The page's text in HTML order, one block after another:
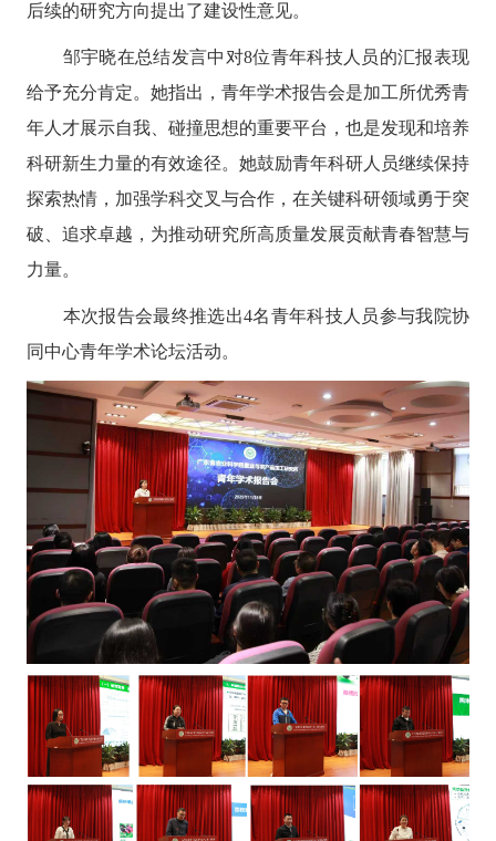
后续的研究方向提出了建设性意见。
邹宇晓在总结发言中对8位青年科技人员的汇报表现
给予充分肯定。她指出，青年学术报告会是加工所优秀青
年人才展示自我、碰撞思想的重要平台，也是发现和培养
科研新生力量的有效途径。她鼓励青年科研人员继续保持
探索热情，加强学科交叉与合作，在关键科研领域勇于突
破、追求卓越，为推动研究所高质量发展贡献青春智慧与
力量。
本次报告会最终推选出4名青年科技人员参与我院协
同中心青年学术论坛活动。